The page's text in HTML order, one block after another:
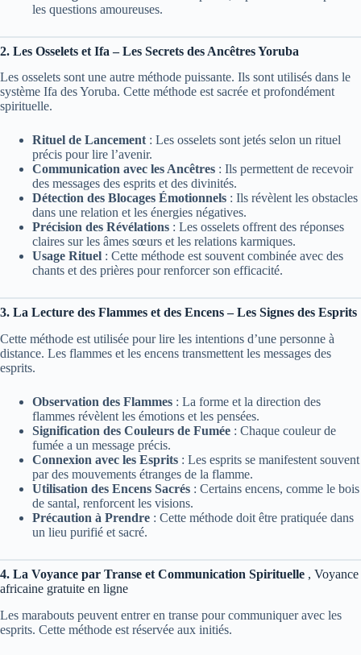
les questions amoureuses.
2. Les Osselets et Ifa – Les Secrets des Ancêtres Yoruba
Les osselets sont une autre méthode puissante. Ils sont utilisés dans le
système Ifa des Yoruba. Cette méthode est sacrée et profondément
spirituelle.
Rituel de Lancement : Les osselets sont jetés selon un rituel
précis pour lire l’avenir.
Communication avec les Ancêtres : Ils permettent de recevoir
des messages des esprits et des divinités.
Détection des Blocages Émotionnels : Ils révèlent les obstacles
dans une relation et les énergies négatives.
Précision des Révélations : Les osselets offrent des réponses
claires sur les âmes sœurs et les relations karmiques.
Usage Rituel : Cette méthode est souvent combinée avec des
chants et des prières pour renforcer son efficacité.
3. La Lecture des Flammes et des Encens – Les Signes des Esprits
Cette méthode est utilisée pour lire les intentions d’une personne à
distance. Les flammes et les encens transmettent les messages des
esprits.
Observation des Flammes : La forme et la direction des
flammes révèlent les émotions et les pensées.
Signification des Couleurs de Fumée : Chaque couleur de
fumée a un message précis.
Connexion avec les Esprits : Les esprits se manifestent souvent
par des mouvements étranges de la flamme.
Utilisation des Encens Sacrés : Certains encens, comme le bois
de santal, renforcent les visions.
Précaution à Prendre : Cette méthode doit être pratiquée dans
un lieu purifié et sacré.
4. La Voyance par Transe et Communication Spirituelle , Voyance
africaine gratuite en ligne
Les marabouts peuvent entrer en transe pour communiquer avec les
esprits. Cette méthode est réservée aux initiés.